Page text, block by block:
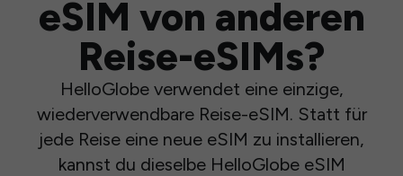
eSIM von anderen
Reise-eSIMs?
HelloGlobe verwendet eine einzige,
wiederverwendbare Reise-eSIM. Statt für
jede Reise eine neue eSIM zu installieren,
kannst du dieselbe HelloGlobe eSIM